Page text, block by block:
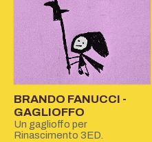
BRANDO FANUCCI -
GAGLIOFFO
Un gaglioffo per
Rinascimento 3ED.